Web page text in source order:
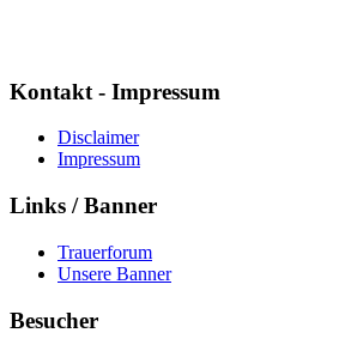
Kontakt - Impressum
Disclaimer
Impressum
Links / Banner
Trauerforum
Unsere Banner
Besucher